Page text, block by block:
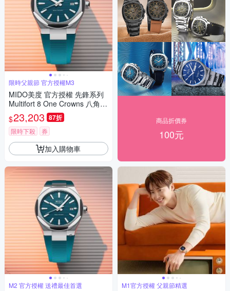
限時父親節 官方授權M3
MIDO美度 官方授權 先鋒系列
Multifort 8 One Crowns 八角錶
圈 機械腕錶 父親節 禮物 推薦
40mm/M0555071709100
$23,203 87折
限時下殺 券
加入購物車
M2 官方授權 送禮最佳首選
商品折價券
100元
M1官方授權 父親節精選